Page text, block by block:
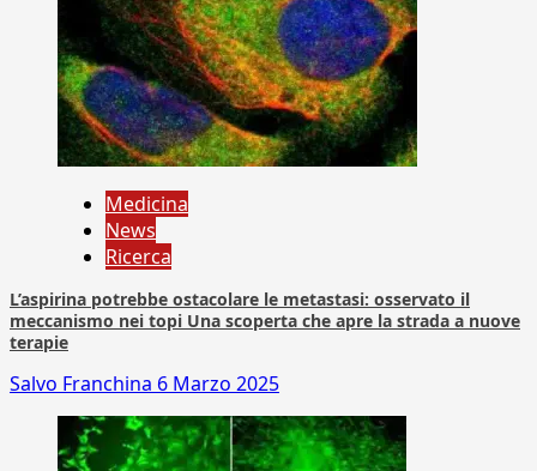
Medicina
News
Ricerca
L’aspirina potrebbe ostacolare le metastasi: osservato il
meccanismo nei topi Una scoperta che apre la strada a nuove
terapie
Salvo Franchina 6 Marzo 2025